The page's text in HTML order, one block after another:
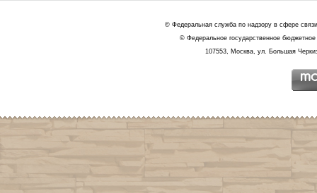
© Федеральная служба по надзору в сфере
© Федеральное государственное
107553, Москва, ул. Большая